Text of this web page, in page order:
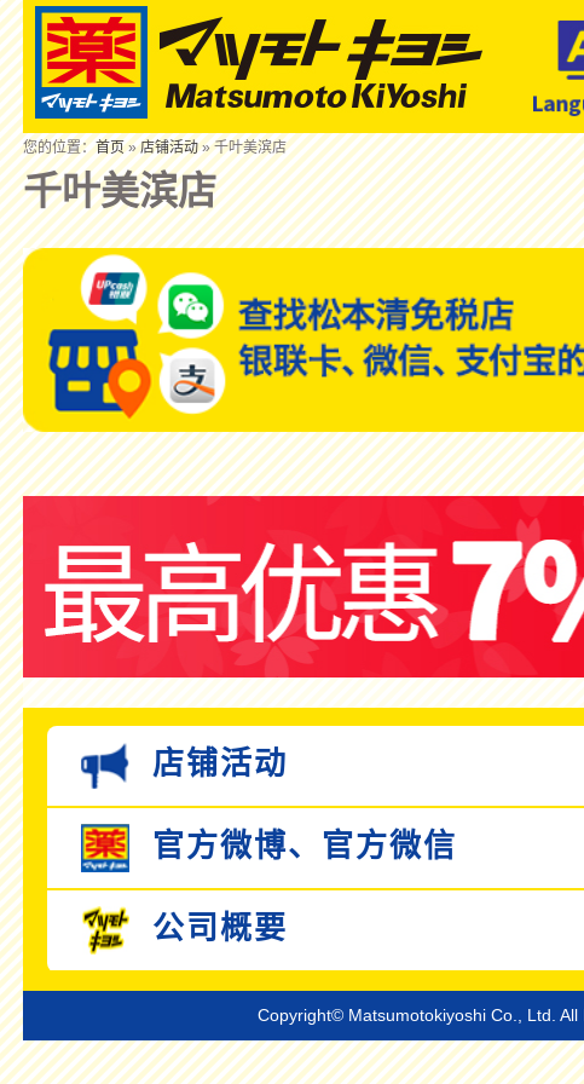
您的位置：首页»店铺活动» 千叶美滨店
千叶美滨店
店铺活动
官方微博、 官方微信
公司概要
Copyright© Matsumotokiyoshi Co., Ltd. All